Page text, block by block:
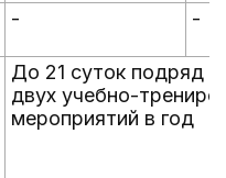
- -
До 21 суток подряд и
двух учебно-
мероприятий в год